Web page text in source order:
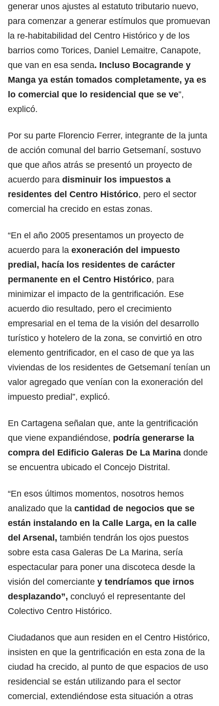
generar unos ajustes al estatuto tributario nuevo,
para comenzar a generar estímulos que promuevan
la re-habitabilidad del Centro Histórico y de los
barrios como Torices, Daniel Lemaitre, Canapote,
que van en esa senda. Incluso Bocagrande y
Manga ya están tomados completamente, ya es
lo comercial que lo residencial que se ve”,
explicó.
Por su parte Florencio Ferrer, integrante de la junta
de acción comunal del barrio Getsemaní, sostuvo
que que años atrás se presentó un proyecto de
acuerdo para disminuir los impuestos a
residentes del Centro Histórico, pero el sector
comercial ha crecido en estas zonas.
“En el año 2005 presentamos un proyecto de
acuerdo para la exoneración del impuesto
predial, hacía los residentes de carácter
permanente en el Centro Histórico, para
minimizar el impacto de la gentrificación. Ese
acuerdo dio resultado, pero el crecimiento
empresarial en el tema de la visión del desarrollo
turístico y hotelero de la zona, se convirtió en otro
elemento gentrificador, en el caso de que ya las
viviendas de los residentes de Getsemaní tenían un
valor agregado que venían con la exoneración del
impuesto predial”, explicó.
En Cartagena señalan que, ante la gentrificación
que viene expandiéndose, podría generarse la
compra del Edificio Galeras De La Marina donde
se encuentra ubicado el Concejo Distrital.
“En esos últimos momentos, nosotros hemos
analizado que la cantidad de negocios que se
están instalando en la Calle Larga, en la calle
del Arsenal, también tendrán los ojos puestos
sobre esta casa Galeras De La Marina, sería
espectacular para poner una discoteca desde la
visión del comerciante y tendríamos que irnos
desplazando”, concluyó el representante del
Colectivo Centro Histórico.
Ciudadanos que aun residen en el Centro Histórico,
insisten en que la gentrificación en esta zona de la
ciudad ha crecido, al punto de que espacios de uso
residencial se están utilizando para el sector
comercial, extendiéndose esta situación a otras